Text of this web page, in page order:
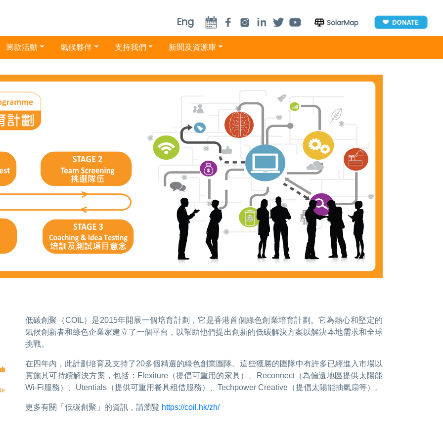
Eng SolarMap
籌款活動 氣候夥伴 支持我們 新聞及資源庫
低碳創聚（COIL）是2015年開展一個培育計劃，它是香港首個綠色創業培育計劃。它為熱心和堅定的
氣候創新者和綠色企業家建立了一個平台，以幫助他們提出創新的低碳解決方案以解決本地需求和全球
挑戰。
在四年內，此計劃培育及支持了20多個精選的綠色創業團隊。這些獲勝的團隊中有許多已經進入市場以
實施其可持續解決方案，包括：Flexiture（提倡可重用的家具）、Reconnect（為偏遠地區提供太陽能
Wi-Fi服務）、Utentials（提供可重用餐具租借服務）、Techpower Creative（提倡太陽能抽氣扇等）。
更多有關「低碳創聚」的資訊，請瀏覽 https://coil.hk/zh/